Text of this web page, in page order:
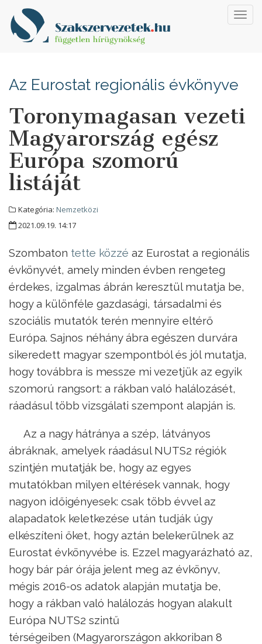
Az Eurostat regionális évkönyve
Toronymagasan vezeti
Magyarország egész
Európa szomorú
listáját
Kategória: Nemzetközi
2021.09.19. 14:17
Szombaton tette közzé az Eurostat a regionális
évkönyvét, amely minden évben rengeteg
érdekes, izgalmas ábrán keresztül mutatja be,
hogy a különféle gazdasági, társadalmi és
szociális mutatók terén mennyire eltérő
Európa. Sajnos néhány ábra egészen durvára
sikeredett magyar szempontból és jól mutatja,
hogy továbbra is messze mi vezetjük az egyik
szomorú rangsort: a rákban való halálozásét,
ráadásul több vizsgálati szempont alapján is.
Az a nagy hátránya a szép, látványos
ábráknak, amelyek ráadásul NUTS2 régiók
szintjén mutatják be, hogy az egyes
mutatókban milyen eltérések vannak, hogy
nagyon időigényesek: csak több évvel az
alapadatok keletkezése után tudják úgy
elkészíteni őket, hogy aztán belekerülnek az
Eurostat évkönyvébe is. Ezzel magyarázható az,
hogy bár pár órája jelent meg az évkönyv,
mégis 2016-os adatok alapján mutatja be,
hogy a rákban való halálozás hogyan alakult
Európa NUTS2 szintű
térségeiben (Magyarországon akkoriban 8